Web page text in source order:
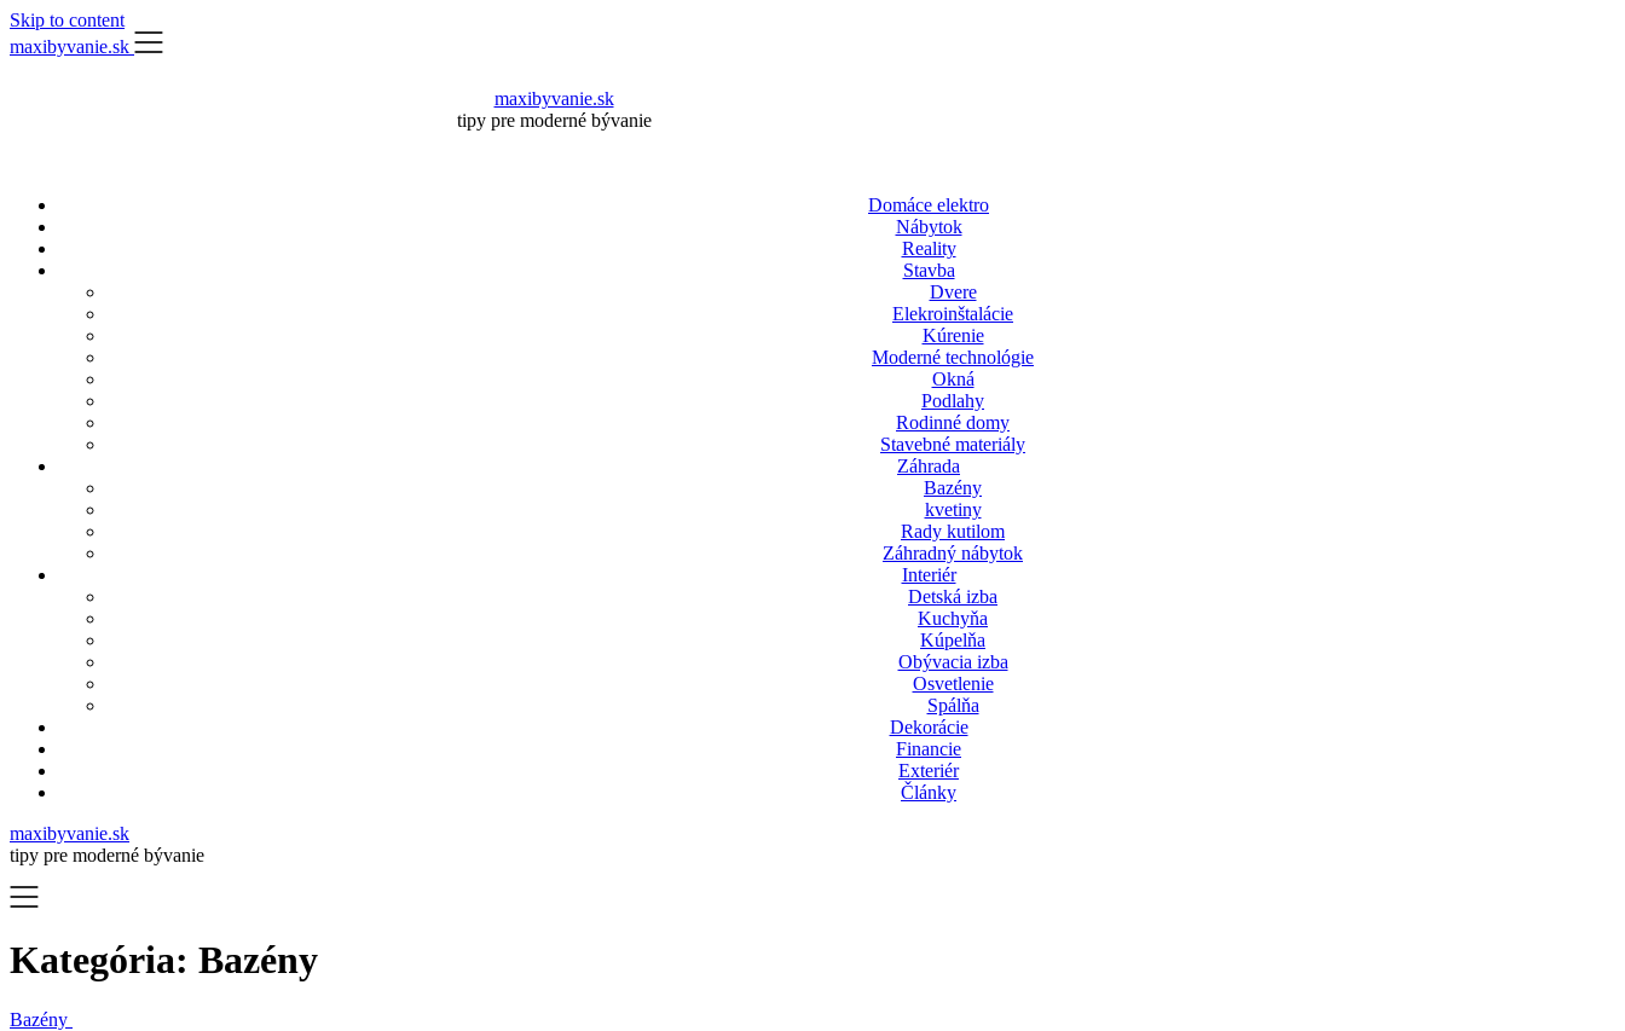
Skip to content
maxibyvanie.sk
maxibyvanie.sk
tipy pre moderné bývanie
Domáce elektro
Nábytok
Reality
Stavba
Dvere
Elekroinštalácie
Kúrenie
Moderné technológie
Okná
Podlahy
Rodinné domy
Stavebné materiály
Záhrada
Bazény
kvetiny
Rady kutilom
Záhradný nábytok
Interiér
Detská izba
Kuchyňa
Kúpelňa
Obývacia izba
Osvetlenie
Spálňa
Dekorácie
Financie
Exteriér
Články
maxibyvanie.sk
tipy pre moderné bývanie
Kategória: Bazény
Bazény